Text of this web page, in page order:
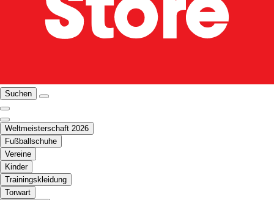
Suchen
Weltmeisterschaft 2026
Fußballschuhe
Vereine
Kinder
Trainingskleidung
Torwart